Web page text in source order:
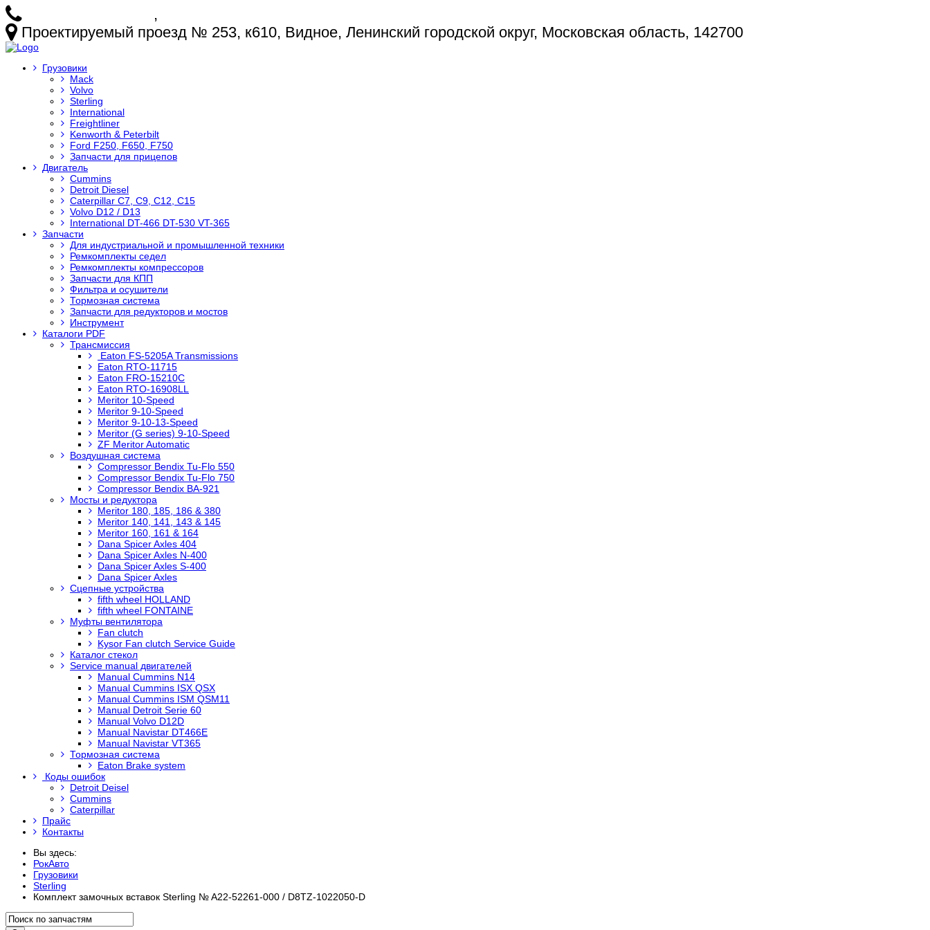
,
Проектируемый проезд № 253, к610, Видное, Ленинский городской округ, Московская область, 142700
Грузовики
Mack
Volvo
Sterling
International
Freightliner
Kenworth & Peterbilt
Ford F250, F650, F750
Запчасти для прицепов
Двигатель
Cummins
Detroit Diesel
Caterpillar C7, C9, C12, C15
Volvo D12 / D13
International DT-466 DT-530 VT-365
Запчасти
Для индустриальной и промышленной техники
Ремкомплекты седел
Ремкомплекты компрессоров
Запчасти для КПП
Фильтра и осушители
Тормозная система
Запчасти для редукторов и мостов
Инструмент
Каталоги PDF
Трансмиссия
Eaton FS-5205A Transmissions
Eaton RTO-11715
Eaton FRO-15210C
Eaton RTO-16908LL
Meritor 10-Speed
Meritor 9-10-Speed
Meritor 9-10-13-Speed
Meritor (G series) 9-10-Speed
ZF Meritor Automatic
Воздушная система
Compressor Bendix Tu-Flo 550
Compressor Bendix Tu-Flo 750
Compressor Bendix BA-921
Мосты и редуктора
Meritor 180, 185, 186 & 380
Meritor 140, 141, 143 & 145
Meritor 160, 161 & 164
Dana Spicer Axles 404
Dana Spicer Axles N-400
Dana Spicer Axles S-400
Dana Spicer Axles
Сцепные устройства
fifth wheel HOLLAND
fifth wheel FONTAINE
Муфты вентилятора
Fan clutch
Kysor Fan clutch Service Guide
Каталог стекол
Service manual двигателей
Manual Cummins N14
Manual Cummins ISX QSX
Manual Cummins ISM QSM11
Manual Detroit Serie 60
Manual Volvo D12D
Manual Navistar DT466E
Manual Navistar VT365
Тормозная система
Eaton Brake system
Коды ошибок
Detroit Deisel
Cummins
Caterpillar
Прайс
Контакты
Вы здесь:
РокАвто
Грузовики
Sterling
Комплект замочных вставок Sterling № A22-52261-000 / D8TZ-1022050-D